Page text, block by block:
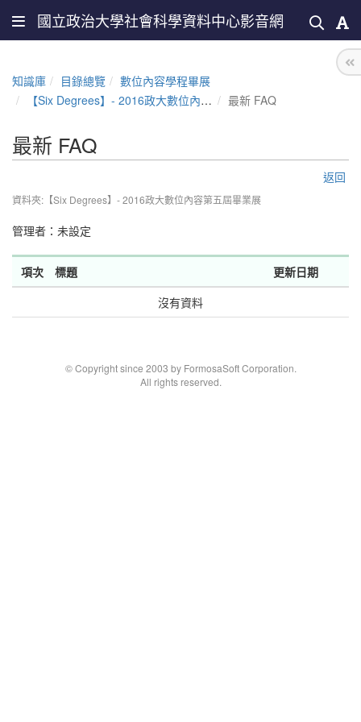
國立政治大學社會科學資料中心影音網
知識庫 目錄總覽
數位內容學程畢展
【Six Degrees】- 2016政大數位內容第五屆畢業展
最新 FAQ
最新 FAQ
返回
資料夾:【Six Degrees】- 2016政大數位內容第五屆畢業展
管理者：未設定
項次 標題
更新日期
沒有資料
© Copyright since 2003 by FormosaSoft Corporation.
All rights reserved.